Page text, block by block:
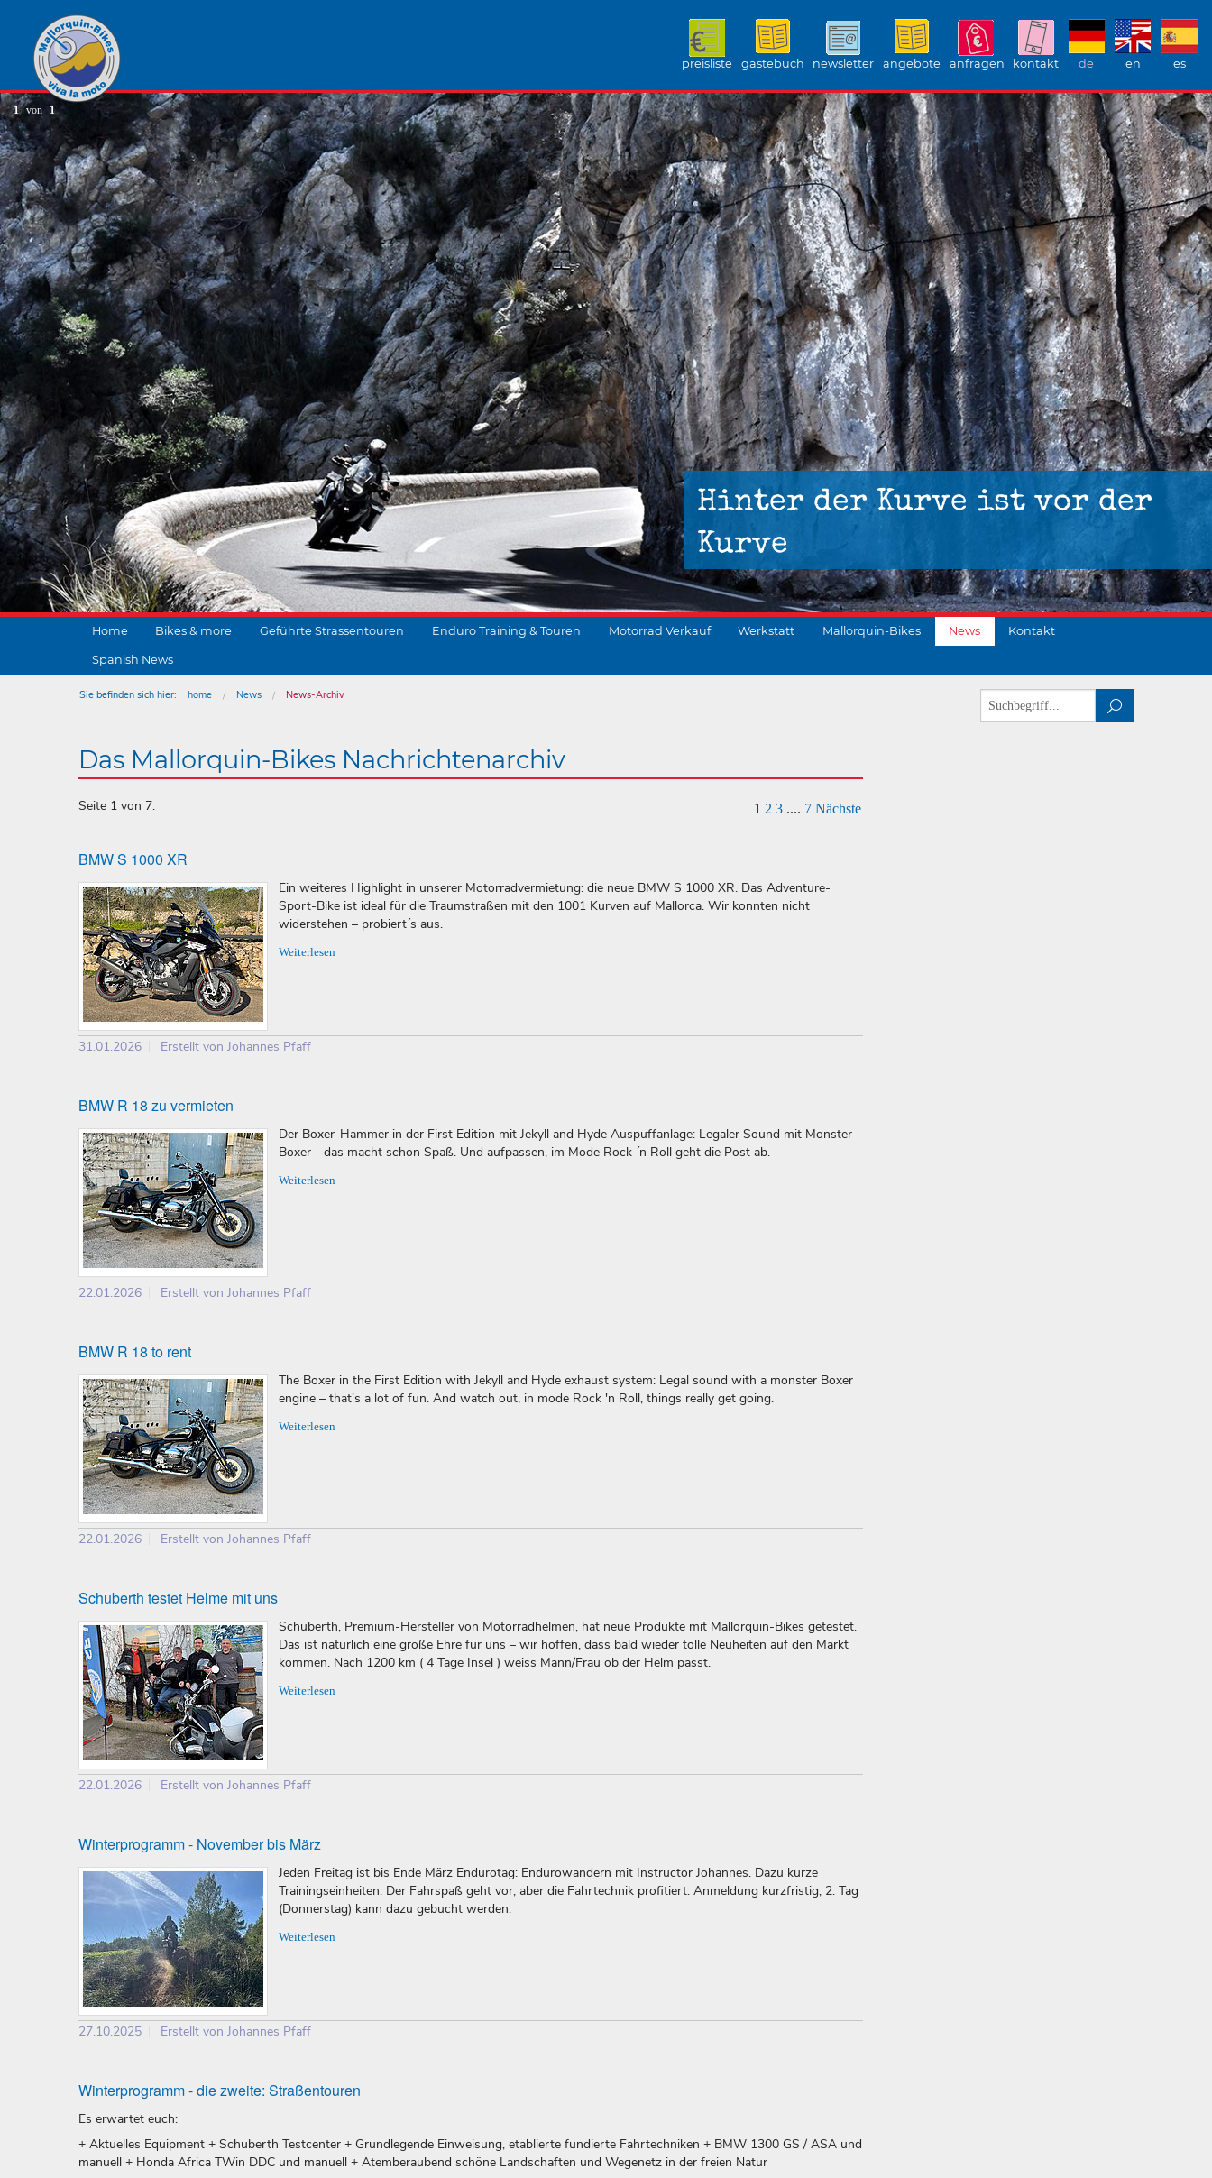
preisliste gästebuch newsletter angebote anfragen kontakt de en es
Hinter der Kurve ist vor der
Kurve
1 von 1
Home Bikes & more Geführte Strassentouren Enduro Training & Touren Motorrad Verkauf Werkstatt Mallorquin-Bikes News Kontakt
Spanish News
Sie befinden sich hier: home News
News-Archiv
Das Mallorquin-Bikes Nachrichtenarchiv
Seite 1 von 7. 1 2 3 .... 7 Nächste
BMW S 1000 XR
Ein weiteres Highlight in unserer Motorradvermietung: die neue BMW S 1000 XR. Das Adventure-
Sport-Bike ist ideal für die Traumstraßen mit den 1001 Kurven auf Mallorca. Wir konnten nicht
widerstehen – probiert´s aus.
Weiterlesen
31.01.2026 Erstellt von Johannes Pfaff
BMW R 18 zu vermieten
Der Boxer-Hammer in der First Edition mit Jekyll and Hyde Auspuffanlage: Legaler Sound mit Monster
Boxer - das macht schon Spaß. Und aufpassen, im Mode Rock ´n Roll geht die Post ab.
Weiterlesen
22.01.2026 Erstellt von Johannes Pfaff
BMW R 18 to rent
The Boxer in the First Edition with Jekyll and Hyde exhaust system: Legal sound with a monster Boxer
engine – that's a lot of fun. And watch out, in mode Rock 'n Roll, things really get going.
Weiterlesen
22.01.2026 Erstellt von Johannes Pfaff
Schuberth testet Helme mit uns
Schuberth, Premium-Hersteller von Motorradhelmen, hat neue Produkte mit Mallorquin-Bikes getestet.
Das ist natürlich eine große Ehre für uns – wir hoffen, dass bald wieder tolle Neuheiten auf den Markt
kommen. Nach 1200 km ( 4 Tage Insel ) weiss Mann/Frau ob der Helm passt.
Weiterlesen
22.01.2026 Erstellt von Johannes Pfaff
Winterprogramm - November bis März
Jeden Freitag ist bis Ende März Endurotag: Endurowandern mit Instructor Johannes. Dazu kurze
Trainingseinheiten. Der Fahrspaß geht vor, aber die Fahrtechnik profitiert. Anmeldung kurzfristig, 2. Tag
(Donnerstag) kann dazu gebucht werden.
Weiterlesen
27.10.2025 Erstellt von Johannes Pfaff
Winterprogramm - die zweite: Straßentouren
Es erwartet euch:
+ Aktuelles Equipment + Schuberth Testcenter + Grundlegende Einweisung, etablierte fundierte Fahrtechniken + BMW 1300 GS / ASA und
manuell + Honda Africa TWin DDC und manuell + Atemberaubend schöne Landschaften und Wegenetz in der freien Natur